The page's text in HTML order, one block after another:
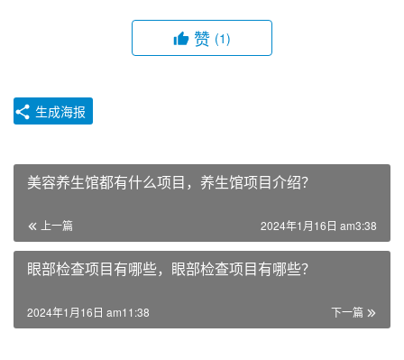
赞 (1)
生成海报
美容养生馆都有什么项目，养生馆项目介绍？
上一篇 2024年1月16日 am3:38
眼部检查项目有哪些，眼部检查项目有哪些？
下一篇
2024年1月16日 am11:38